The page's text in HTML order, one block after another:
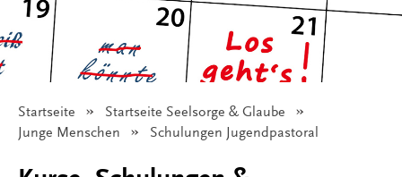
Startseite
Startseite Seelsorge & Glaube
Junge Menschen
Angezeigt:
Schulungen Jugendpastoral